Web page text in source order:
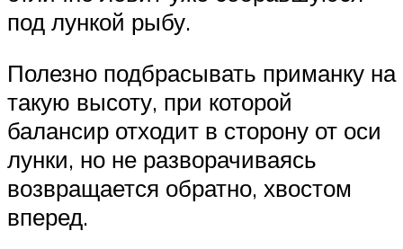
под лункой рыбу.
Полезно подбрасывать приманку на
такую высоту, при которой
балансир отходит в сторону от оси
лунки, но не разворачиваясь
возвращается обратно, хвостом
вперед.